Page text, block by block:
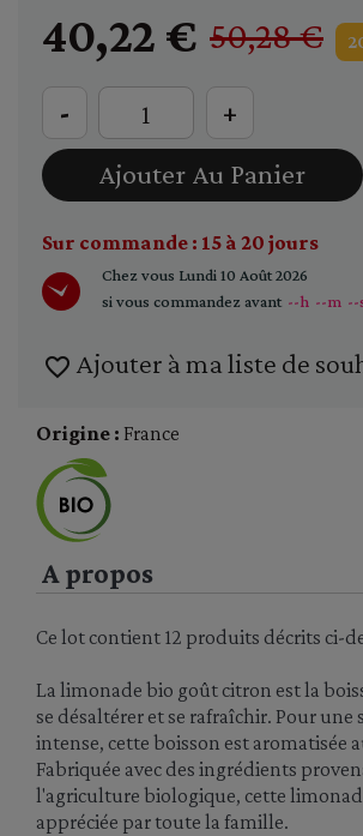
40,22 € 50,28 €
-
+
Ajouter Au Panier
Sur commande : 15 à 20 jours
Chez vous Lundi 10 Août 2026
si vous commandez avant --h --m --
favorite_border Ajouter à ma liste de
Origine : France
A propos
Ce lot contient 12 produits décrits ci-
La limonade bio goût citron est la
se désaltérer et se rafraîchir. Pour une
intense, cette boisson est aromatisée
Fabriquée avec des ingrédients
l'agriculture biologique, cette
appréciée par toute la famille.